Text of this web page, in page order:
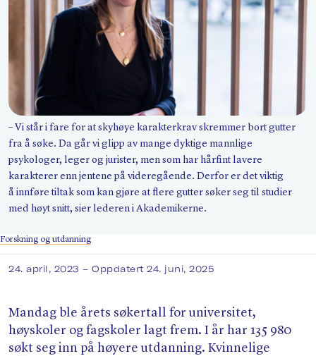
– Vi står i fare for at skyhøye karakterkrav skremmer bort gutter
fra å søke. Da går vi glipp av mange dyktige mannlige
psykologer, leger og jurister, men som har hårfint lavere
karakterer enn jentene på videregående. Derfor er det viktig
å innføre tiltak som kan gjøre at flere gutter søker seg til studier
med høyt snitt, sier lederen i Akademikerne.
Forskning og utdanning
24. april, 2023– Oppdatert 24. juni, 2025
Mandag ble årets søkertall for universitet,
høyskoler og fagskoler lagt frem. I år har 135 980
søkt seg inn på høyere utdanning. Kvinnelige